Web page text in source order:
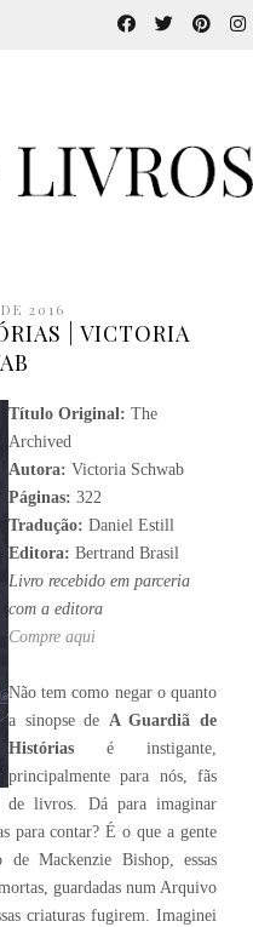
2016
| VICTORIA
Título Original: The
Archived
Autora: Victoria Schwab
Páginas: 322
Tradução: Daniel Estill
Editora: Bertrand Brasil
Livro recebido em parceria
com a editora
Compre aqui
Não tem como negar o quanto
a sinopse de A Guardiã de
Histórias é instigante,
principalmente para nós, fãs
de livros. Dá para imaginar
para contar? É o que a gente
Mackenzie Bishop, essas
guardadas num Arquivo
criaturas fugirem. Imaginei